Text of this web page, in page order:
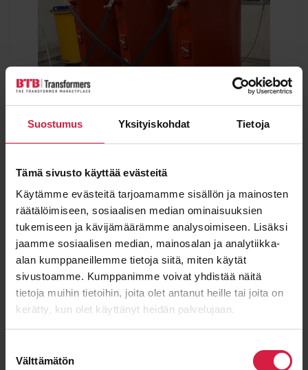
Suostumus Yksityiskohdat Tietoja
Tämä sivusto käyttää evästeitä
Käytämme evästeitä tarjoamamme sisällön ja mainosten
räätälöimiseen, sosiaalisen median ominaisuuksien
tukemiseen ja kävijämäärämme analysoimiseen. Lisäksi
jaamme sosiaalisen median, mainosalan ja analytiikka-
alan kumppaneillemme tietoja siitä, miten käytät
sivustoamme. Kumppanimme voivat yhdistää näitä
tietoja muihin tietoihin, joita olet antanut heille tai joita on
kerätty, kun olet käyttänyt heidän palvelujaan.
valinta
Välttämätön
Imefy 1250kVA 25/0,4kV
Power
1250 kVA
Voltage
25000 / 400 kV
Condition
Type
View details
SCHNEIDER